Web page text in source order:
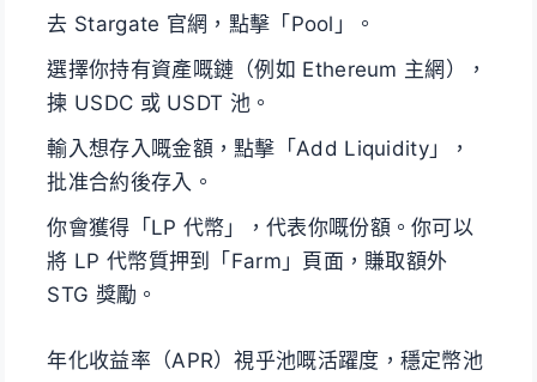
去 Stargate 官網，點擊「Pool」。
選擇你持有資產嘅鏈（例如 Ethereum 主網），
揀 USDC 或 USDT 池。
輸入想存入嘅金額，點擊「Add Liquidity」，
批准合約後存入。
你會獲得「LP 代幣」，代表你嘅份額。你可以
將 LP 代幣質押到「Farm」頁面，賺取額外
STG 獎勵。
年化收益率（APR）視乎池嘅活躍度，穩定幣池